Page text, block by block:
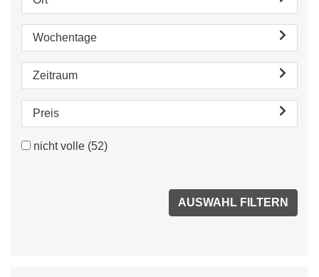
Wochentage
Zeitraum
Preis
nicht volle (52)